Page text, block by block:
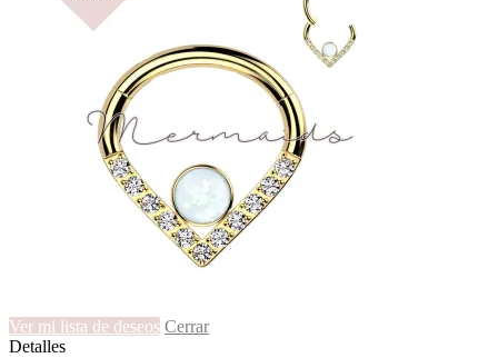
Ver mi lista de deseos Cerrar
Detalles